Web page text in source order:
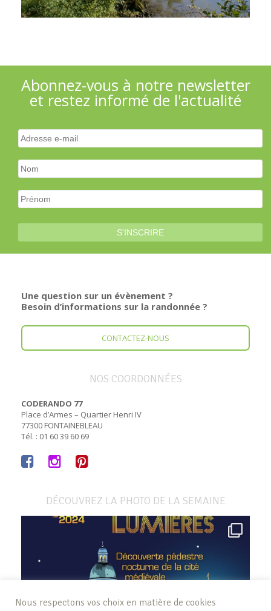
Abonnez-vous à notre newsletter
et restez informé de l'actualité
Une question sur un évènement ?
Besoin d’informations sur la randonnée ?
CONTACTEZ-NOUS
NOS COORDONNÉES
CODERANDO 77
Place d’Armes – Quartier Henri IV
77300 FONTAINEBLEAU
Tél. : 01 60 39 60 69
DÉCOUVREZ LA PHOTO DE LA SEMAINE
Nous respectons vos choix en matière de cookies